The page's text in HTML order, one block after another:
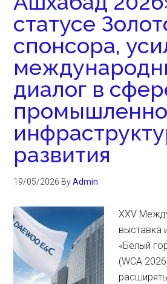
статусе
спонсора,
диалог в
развития
19/05/2026 ByAdmin
XXV
выставка
«Белый
(WCA